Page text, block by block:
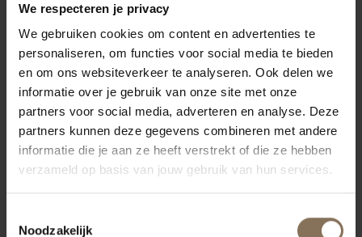
We respecteren je privacy
We gebruiken cookies om content en advertenties te
personaliseren, om functies voor social media te bieden
en om ons websiteverkeer te analyseren. Ook delen we
informatie over je gebruik van onze site met onze
partners voor social media, adverteren en analyse. Deze
partners kunnen deze gegevens combineren met andere
informatie die je aan ze heeft verstrekt of die ze hebben
verzameld op basis van jouw gebruik van hun services.
Noodzakelijk
en constructieservice van Oranje Furniture Care
(All In House service) bij je bank.
MOGELIJKHEDEN
KENMERKEN
SAV & ØKSE BANKEN COLLECTIE
STOFSTALEN BESTELLEN